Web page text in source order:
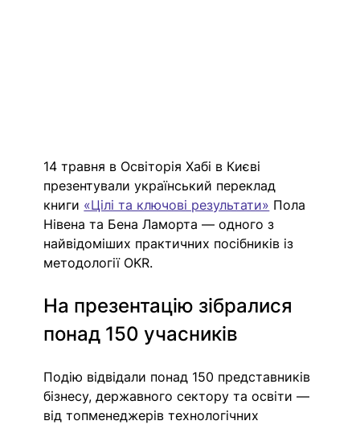
14 травня в Освіторія Хабі в Києві
презентували український переклад
книги «Цілі та ключові результати» Пола
Нівена та Бена Ламорта — одного з
найвідоміших практичних посібників із
методології OKR.
На презентацію зібралися
понад 150 учасників
Подію відвідали понад 150 представників
бізнесу, державного сектору та освіти —
від топменеджерів технологічних